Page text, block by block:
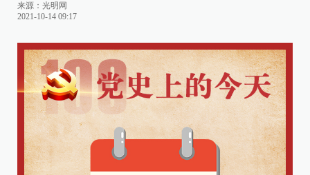
来源： 光明网
2021-10-14 09:17